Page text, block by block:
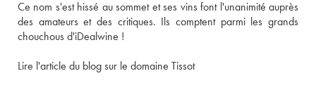
Ce nom s'est hissé au sommet et ses vins font l'unanimité auprès
des amateurs et des critiques. Ils comptent parmi les grands
chouchous d'iDealwine !
Lire l'article du blog sur le domaine Tissot